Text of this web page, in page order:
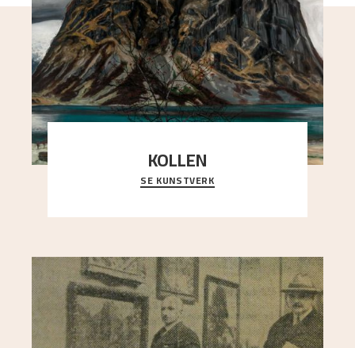
KOLLEN
Et ruvende fjell dominerer bildeflaten, og står i
sterk kontrast til det spinkle rognetreet ute
SE KUNSTVERK